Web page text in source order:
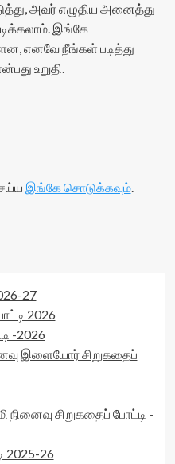
அவர் எழுதிய அனைத்து
இங்கே
எனவே நீங்கள் படித்து
உறுதி.
இங்கே சொடுக்கவும்.
27
2026
-2026
இளையோர் சிறுகதைப்
நினைவு சிறுகதைப் போட்டி -
2025-26